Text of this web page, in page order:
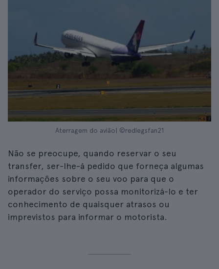
Aterragem do avião| ©redlegsfan21
Não se preocupe, quando reservar o seu
transfer, ser-lhe-á pedido que forneça algumas
informações sobre o seu voo para que o
operador do serviço possa monitorizá-lo e ter
conhecimento de quaisquer atrasos ou
imprevistos para informar o motorista.